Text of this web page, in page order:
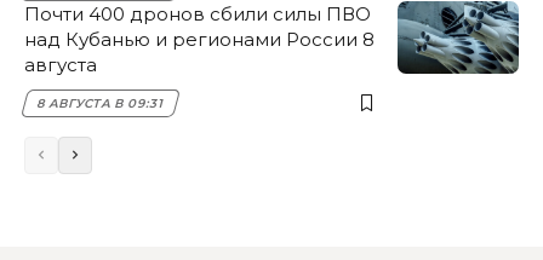
Почти 400 дронов сбили силы ПВО
над Кубанью и регионами России 8
августа
8 АВГУСТА В 09:31